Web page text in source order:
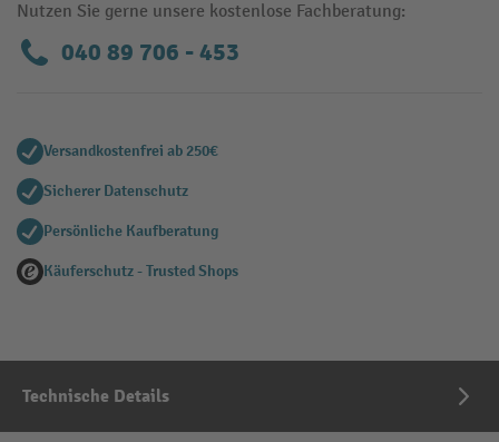
Nutzen Sie gerne unsere kostenlose Fachberatung:
040 89 706 - 453
Versandkostenfrei ab 250€
Sicherer Datenschutz
Persönliche Kaufberatung
Käuferschutz - Trusted Shops
Technische Details